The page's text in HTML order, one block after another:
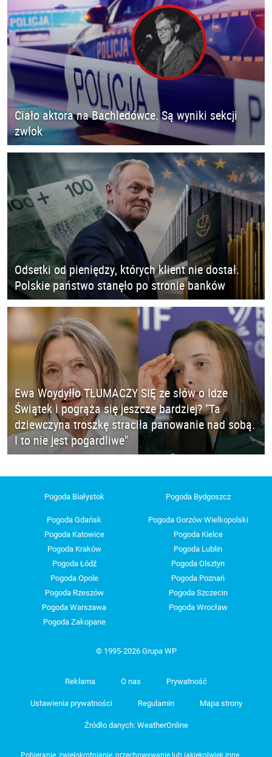
Ciało aktora na Bachledówce. Są wyniki sekcji
zwłok
Odsetki od pieniędzy, których klient nie dostał.
Polskie państwo stanęło po stronie banków
Ewa Woydyłło TŁUMACZY SIĘ ze słów o Idze
Świątek i pogrąża się jeszcze bardziej? "Ta
dziewczyna troszkę straciła panowanie nad sobą.
I to nie jest pogardliwe"
Pogoda Białystok Pogoda Bydgoszcz
Pogoda Gdańsk
Pogoda Gorzów Wielkopolski
Pogoda Katowice
Pogoda Kielce
Pogoda Kraków
Pogoda Lublin
Pogoda Łódź
Pogoda Olsztyn
Pogoda Opole
Pogoda Poznań
Pogoda Rzeszów
Pogoda Szczecin
Pogoda Warszawa
Pogoda Wrocław
Pogoda Zakopane
© 1995-2026 Grupa WP
Reklama O nas Prywatność
Ustawienia prywatności Regulamin Mapa strony
Źródło danych: WeatherOnline
Pobieranie, zwielokrotnianie, przechowywanie lub jakiekolwiek inne